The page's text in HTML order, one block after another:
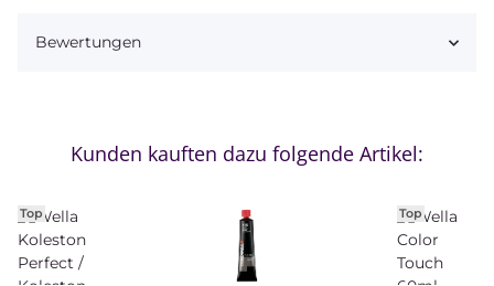
Bewertungen
Kunden kauften dazu folgende Artikel:
Top Top